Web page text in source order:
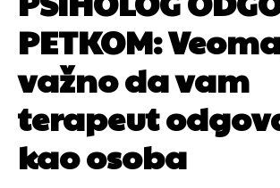
PETKOM:
važno da vam
terapeut
kao osoba